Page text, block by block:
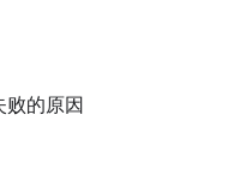
的原因